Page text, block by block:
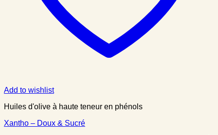
Add to wishlist
Huiles d'olive à haute teneur en phénols
Xantho – Doux & Sucré